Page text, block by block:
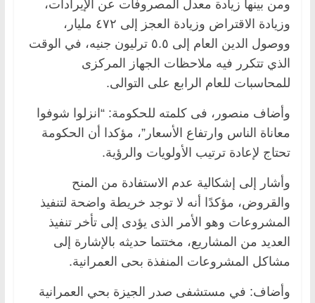
ومن بينها زيادة معدل المصروفات عن الإيرادات،
وزيادة الاقتراض وزيادة العجز إلى ٤٧٢ مليار،
ووصول الدين العام إلى ٥.٥ ترليون جنيه، في الوقت
الذي تتكرر فيه ملاحظات الجهاز المركزى
للمحاسبات للعام الرابع على التوالى.
وأضاف منصور، فى كلمته للحكومة: “انزلوا شوفوا
معاناة الناس وارتفاع الأسعار”، مؤكدا أن الحكومة
تحتاج لإعادة ترتيب الأولويات والرؤية.
وأشار إلى إشكالية عدم الاستفادة من المنح
والقروض، مؤكدًا أنه لا توجد خريطة واضحة لتنفيذ
المشروعات وهو الأمر الذى يؤدى إلى تأخر تنفيذ
العديد من المشاريع، مختتما حديثه بالإشارة إلى
مشاكل المشروعات المنفذة بحى العمرانية.
وأضاف: في مستشفى صدر الجيزة بحي العمرانية